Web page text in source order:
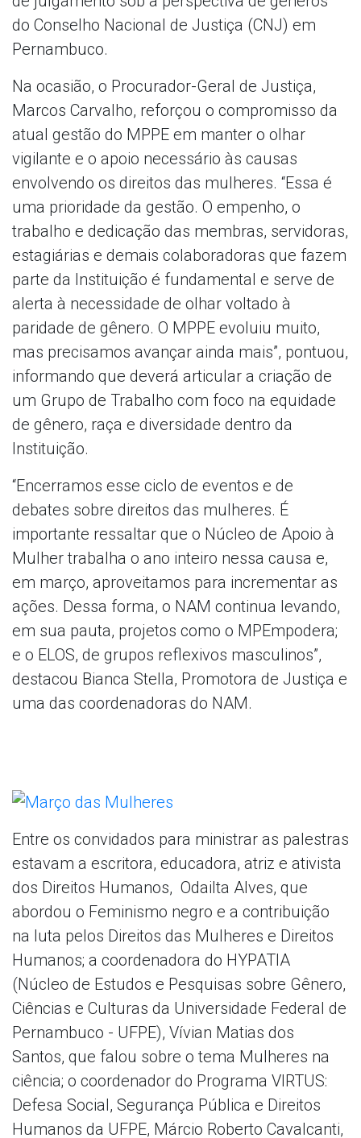
do Conselho Nacional de Justiça (CNJ) em
Pernambuco.
Na ocasião, o Procurador-Geral de Justiça,
Marcos Carvalho, reforçou o compromisso da
atual gestão do MPPE em manter o olhar
vigilante e o apoio necessário às causas
envolvendo os direitos das mulheres. “Essa é
uma prioridade da gestão. O empenho, o
trabalho e dedicação das membras, servidoras,
estagiárias e demais colaboradoras que fazem
parte da Instituição é fundamental e serve de
alerta à necessidade de olhar voltado à
paridade de gênero. O MPPE evoluiu muito,
mas precisamos avançar ainda mais”, pontuou,
informando que deverá articular a criação de
um Grupo de Trabalho com foco na equidade
de gênero, raça e diversidade dentro da
Instituição.
“Encerramos esse ciclo de eventos e de
debates sobre direitos das mulheres. É
importante ressaltar que o Núcleo de Apoio à
Mulher trabalha o ano inteiro nessa causa e,
em março, aproveitamos para incrementar as
ações. Dessa forma, o NAM continua levando,
em sua pauta, projetos como o MPEmpodera;
e o ELOS, de grupos reflexivos masculinos”,
destacou Bianca Stella, Promotora de Justiça e
uma das coordenadoras do NAM.
Entre os convidados para ministrar as palestras
estavam a escritora, educadora, atriz e ativista
dos Direitos Humanos, Odailta Alves, que
abordou o Feminismo negro e a contribuição
na luta pelos Direitos das Mulheres e Direitos
Humanos; a coordenadora do HYPATIA
(Núcleo de Estudos e Pesquisas sobre Gênero,
Ciências e Culturas da Universidade Federal de
Pernambuco - UFPE), Vívian Matias dos
Santos, que falou sobre o tema Mulheres na
ciência; o coordenador do Programa VIRTUS:
Defesa Social, Segurança Pública e Direitos
Humanos da UFPE, Márcio Roberto Cavalcanti,